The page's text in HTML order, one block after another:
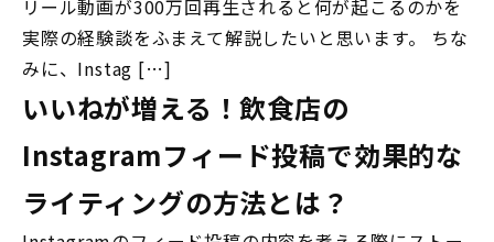
リール動画が300万回再生されると何が起こるのかを
実際の経験談をふまえて解説したいと思います。 ちな
みに、Instag […]
いいねが増える！飲食店の
Instagramフィード投稿で効果的な
ライティングの方法とは？